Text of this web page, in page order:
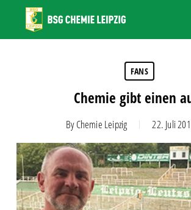
main
FANS
Chemie gibt einen
By Chemie Leipzig 22. Juli